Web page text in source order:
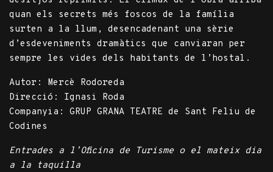
quan els secrets més foscos de la família
surten a la llum, desencadenant una sèrie
d’esdeveniments dramàtics que canviaran per
sempre les vides dels habitants de l’hostal.
Autor: Mercè Rodoreda
Direcció: Ignasi Roda
Companyia: GRUP GRANA TEATRE de Sant Feliu de
Codines
Entrades a l’Oficina de Turisme o el mateix dia
a la taquilla